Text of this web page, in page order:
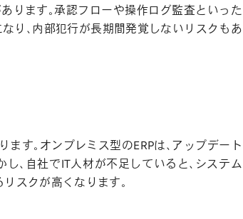
ります。承認フローや操作ログ監査といった
り、内部犯行が長期間発覚しないリスクもあ
す。オンプレミス型のERPは、アップデート
、自社でIT人材が不足していると、システム
スクが高くなります。